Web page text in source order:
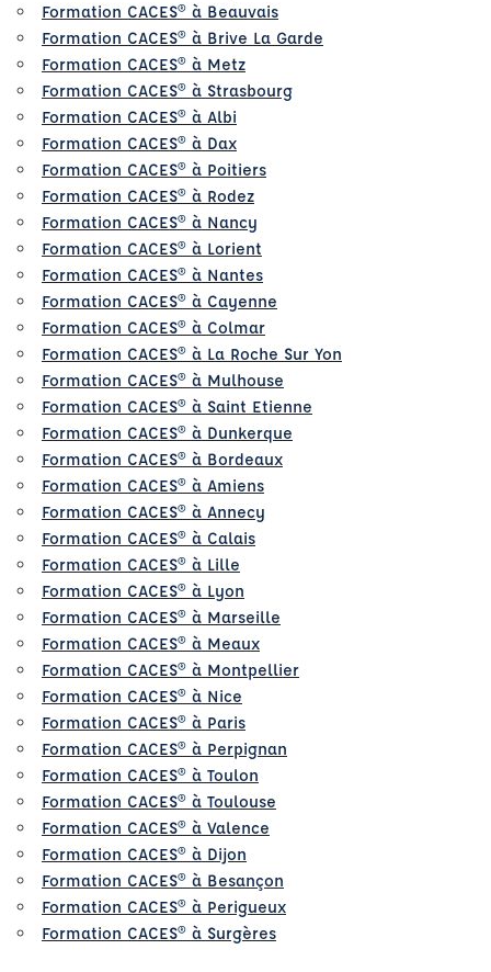
Formation CACES® à Beauvais
Formation CACES® à Brive La Garde
Formation CACES® à Metz
Formation CACES® à Strasbourg
Formation CACES® à Albi
Formation CACES® à Dax
Formation CACES® à Poitiers
Formation CACES® à Rodez
Formation CACES® à Nancy
Formation CACES® à Lorient
Formation CACES® à Nantes
Formation CACES® à Cayenne
Formation CACES® à Colmar
Formation CACES® à La Roche Sur Yon
Formation CACES® à Mulhouse
Formation CACES® à Saint Etienne
Formation CACES® à Dunkerque
Formation CACES® à Bordeaux
Formation CACES® à Amiens
Formation CACES® à Annecy
Formation CACES® à Calais
Formation CACES® à Lille
Formation CACES® à Lyon
Formation CACES® à Marseille
Formation CACES® à Meaux
Formation CACES® à Montpellier
Formation CACES® à Nice
Formation CACES® à Paris
Formation CACES® à Perpignan
Formation CACES® à Toulon
Formation CACES® à Toulouse
Formation CACES® à Valence
Formation CACES® à Dijon
Formation CACES® à Besançon
Formation CACES® à Perigueux
Formation CACES® à Surgères